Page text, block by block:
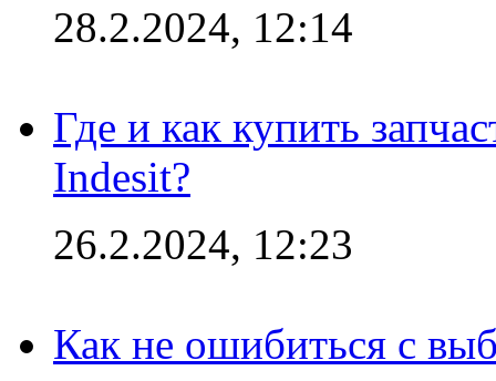
28.2.2024, 12:14
Где и как купить
Indesit?
26.2.2024, 12:23
Как не ошибиться с